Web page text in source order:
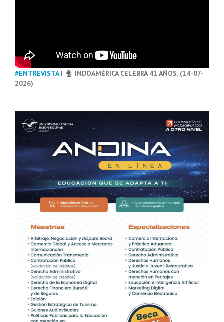
#ENTREVISTA|
INDOAMÉRICA CELEBRA 41 AÑOS. (14-07-
2026)